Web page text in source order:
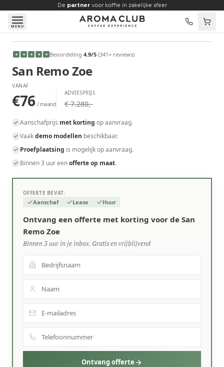
Skip to main content
De partnervoor koffie in zakelijke sfeer
MENU
VANAF
€76
★ ★ ★ ★ ★ Beoordeling 4.9/5 (341+ reviews)
San Remo Zoe
VANAF
€76 / maand
ADVIESPRIJS
€ 7.280,-
Aanschafprijs met korting op aanvraag.
Vaakdemo modellen beschikbaar.
Proefplaatsing is mogelijk op aanvraag.
Binnen 3 uur eenofferte op maat.
OFFERTE BEVAT:
Aanschaf Lease Huur
Ontvang een offerte met korting voor de San
Remo Zoe
Binnen 3 uur in je inbox. Gratis en vrijblijvend
Ontvang offerte